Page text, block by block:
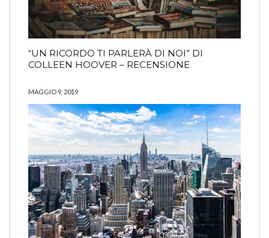
“UN RICORDO TI PARLERÀ DI NOI” DI
COLLEEN HOOVER – RECENSIONE
MAGGIO 9, 2019